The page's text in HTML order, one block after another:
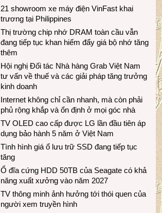
21 showroom xe máy điện VinFast khai
trương tại Philippines
Thị trường chip nhớ DRAM toàn cầu vẫn
đang tiếp tục khan hiếm đẩy giá bộ nhớ tăng
thêm
Hội nghị Đối tác Nhà hàng Grab Việt Nam
tư vấn về thuế và các giải pháp tăng trưởng
kinh doanh
Internet không chỉ cần nhanh, mà còn phải
phủ rộng khắp và ổn định ở mọi góc nhà
TV OLED cao cấp được LG lần đầu tiên áp
dụng bảo hành 5 năm ở Việt Nam
Tình hình giá ổ lưu trữ SSD đang tiếp tục
tăng
Ổ đĩa cứng HDD 50TB của Seagate có khả
năng xuất xưởng vào năm 2027
TV thông minh ảnh hưởng tới thói quen của
người xem truyền hình